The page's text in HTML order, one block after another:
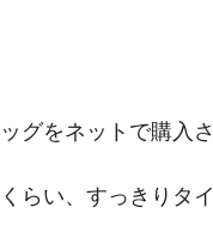
グをネットで購入
らい、すっきりタ